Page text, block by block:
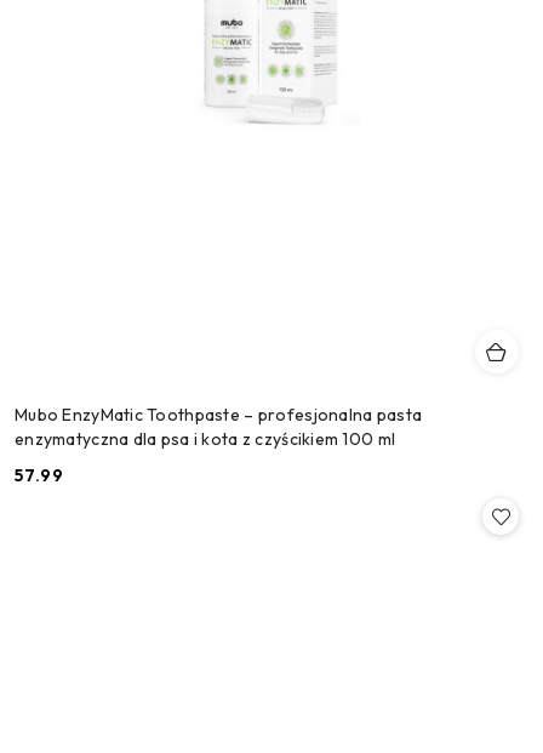
Mubo EnzyMatic Toothpaste – profesjonalna pasta
enzymatyczna dla psa i kota z czyścikiem 100 ml
Cena:
57.99